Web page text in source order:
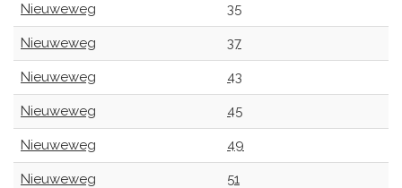
Nieuweweg 35
Nieuweweg 37
Nieuweweg 43
Nieuweweg 45
Nieuweweg 49
Nieuweweg 51